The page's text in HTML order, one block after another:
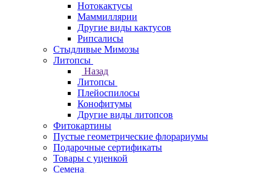
Нотокактусы
Маммиллярии
Другие виды кактусов
Рипсалисы
Стыдливые Мимозы
Литопсы
Назад
Литопсы
Плейоспилосы
Конофитумы
Другие виды литопсов
Фитокартины
Пустые геометрические флорариумы
Подарочные сертификаты
Товары с уценкой
Семена